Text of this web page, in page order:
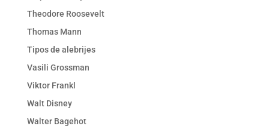
Theodore Roosevelt
Thomas Mann
Tipos de alebrijes
Vasili Grossman
Viktor Frankl
Walt Disney
Walter Bagehot